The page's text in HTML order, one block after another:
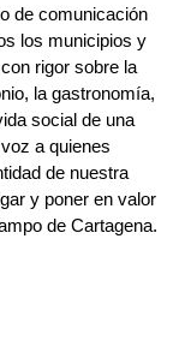
de comunicación
los municipios y
rigor sobre la
la gastronomía,
social de una
a quienes
de nuestra
y poner en valor
de Cartagena.